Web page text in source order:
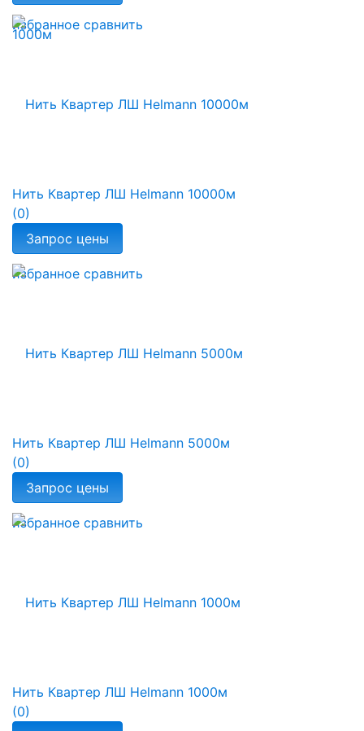
избранное сравнить
избранное сравнить
Нить Квартер ЛШ Helmann 10000м
(0)
избранное сравнить
Нить Квартер ЛШ Helmann 5000м
(0)
Нить Квартер ЛШ Helmann 1000м
(0)